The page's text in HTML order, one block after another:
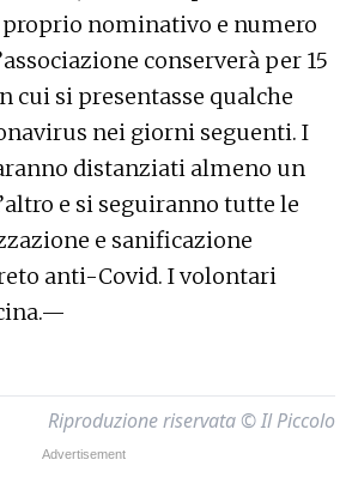
nominativo e numero
conserverà per 15
cui si presentasse qualche
nei giorni seguenti. I
distanziati almeno un
e si seguiranno tutte le
e sanificazione
anti-Covid. I volontari
Riproduzione riservata © Il Piccolo